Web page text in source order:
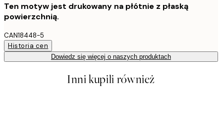
Ten motyw jest drukowany na płótnie z płaską
powierzchnią.
CAN18448-5
Historia cen
Dowiedz się więcej o naszych produktach
Inni kupili również